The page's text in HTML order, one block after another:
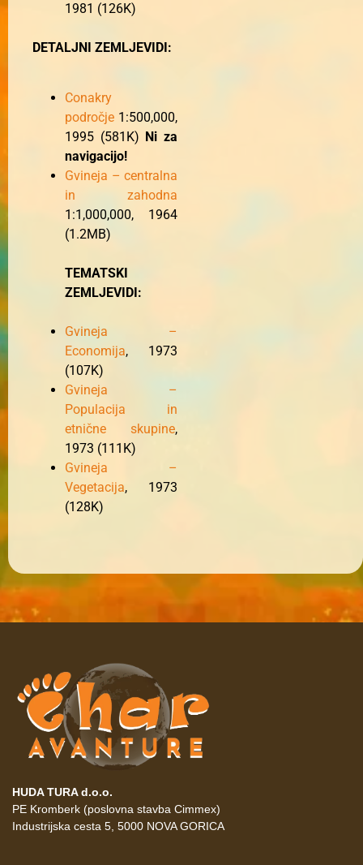
1981 (126K)
DETALJNI ZEMLJEVIDI:
Conakry
področje 1:500,000,
1995 (581K) Ni za
navigacijo!
Gvineja – centralna
in zahodna
1:1,000,000, 1964
(1.2MB)
TEMATSKI
ZEMLJEVIDI:
Gvineja –
Economija, 1973
(107K)
Gvineja –
Populacija in
etnične skupine,
1973 (111K)
Gvineja –
Vegetacija, 1973
(128K)
HUDA TURA d.o.o.
PE Kromberk (poslovna stavba Cimmex)
Industrijska cesta 5, 5000 NOVA GORICA